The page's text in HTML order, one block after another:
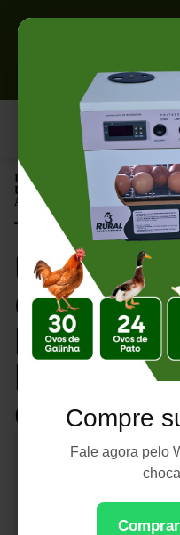
Compre
Fale agora pelo
Página Inicial |
Umidade na Chocadeira:
Artificial de Ovos?
Umidade
de Ovos?